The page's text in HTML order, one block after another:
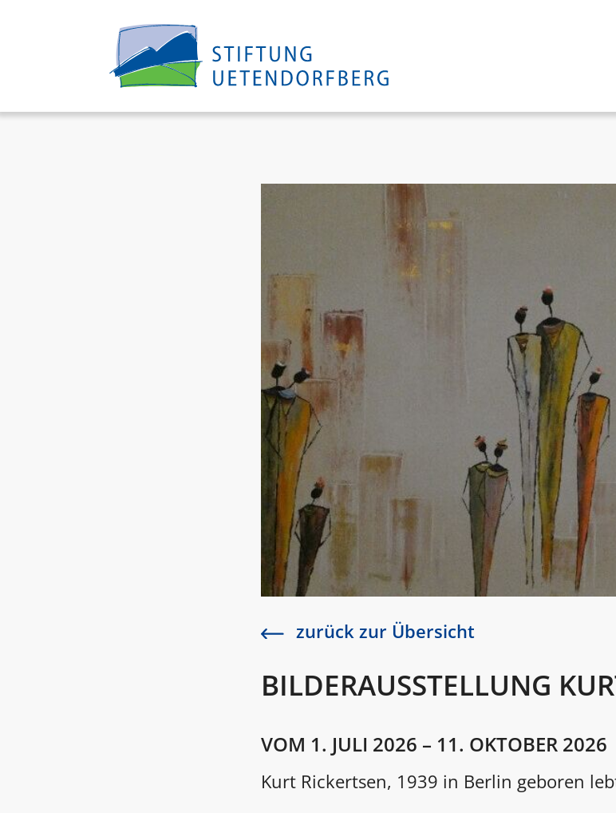
zurück zur Übersicht
BILDERAUSSTELLUNG
VOM 1. JULI 2026 – 11. OKTOBER 2026
Kurt Rickertsen, 1939 in Berlin geboren